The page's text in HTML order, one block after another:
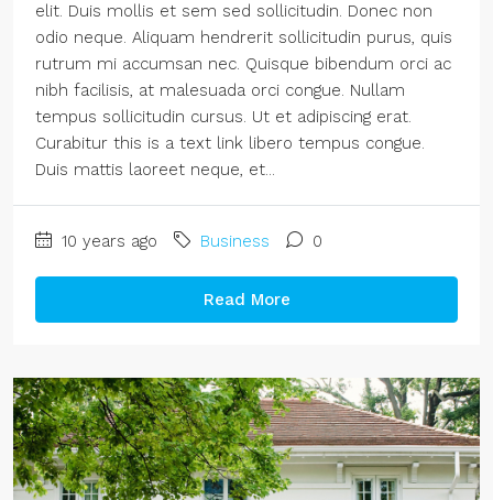
elit. Duis mollis et sem sed sollicitudin. Donec non
odio neque. Aliquam hendrerit sollicitudin purus, quis
rutrum mi accumsan nec. Quisque bibendum orci ac
nibh facilisis, at malesuada orci congue. Nullam
tempus sollicitudin cursus. Ut et adipiscing erat.
Curabitur this is a text link libero tempus congue.
Duis mattis laoreet neque, et...
10 years ago Business 0
Read More